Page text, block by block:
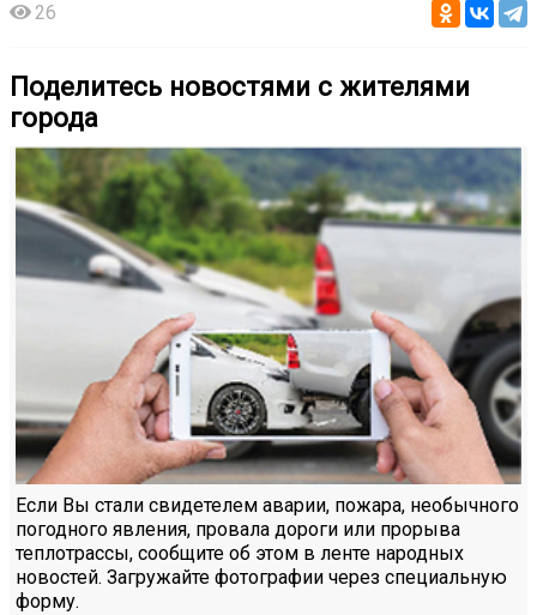
26
Поделитесь новостями с жителями
города
Если Вы стали свидетелем аварии, пожара, необычного
погодного явления, провала дороги или прорыва
теплотрассы, сообщите об этом в ленте народных
новостей. Загружайте фотографии через специальную
форму.